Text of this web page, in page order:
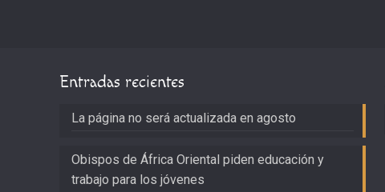
Entradas recientes
La página no será actualizada en agosto
Obispos de África Oriental piden educación y
trabajo para los jóvenes